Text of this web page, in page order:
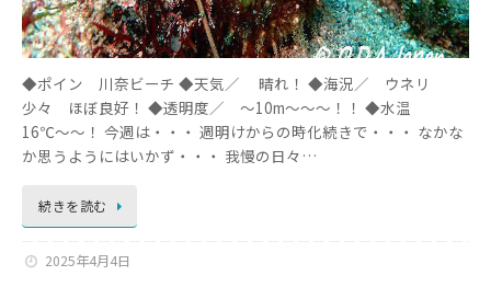
◆ポイン 川奈ビーチ ◆天気／ 晴れ！ ◆海況／ ウネリ
少々 ほぼ良好！ ◆透明度／ ～10m～～～！！ ◆水温
16℃～～！ 今週は・・・ 週明けからの時化続きで・・・ なかな
か思うようにはいかず・・・ 我慢の日々…
続きを読む
2025年4月4日